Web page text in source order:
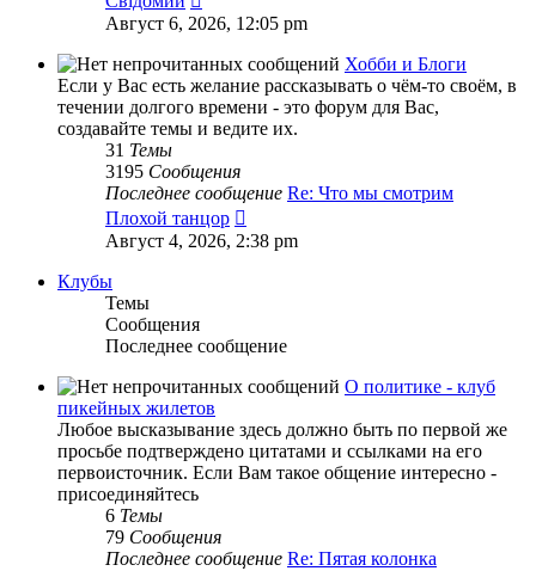
к
последнему
сообщению
Август 6, 2026, 12:05 pm
Хобби и Блоги
Если у Вас есть желание рассказывать о чём-то своём, в
течении долгого времени - это форум для Вас,
создавайте темы и ведите их.
31 Темы
3195 Сообщения
Последнее сообщение Re: Что мы смотрим
Плохой танцор
к
последнему
Август 4, 2026, 2:38 pm
Клубы
Темы
Сообщения
Последнее сообщение
О политике - клуб
пикейных жилетов
Любое высказывание здесь должно быть по первой же
просьбе подтверждено цитатами и ссылками на его
первоисточник. Если Вам такое общение интересно -
присоединяйтесь
6 Темы
79 Сообщения
Последнее сообщение Re: Пятая колонка